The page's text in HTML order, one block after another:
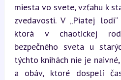
miesta vo svete, vzťahu k
zvedavosti. V „Piatej
ktorá v chaotickej
bezpečného sveta u
týchto knihách nie je
a obáv, ktoré dospelí